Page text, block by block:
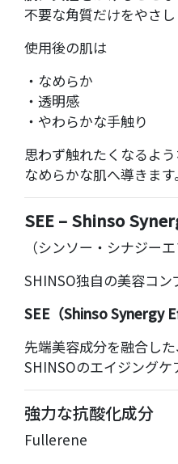
不要な角質だけをやさし
使用後の肌は
・なめらか
・透明感
・やわらかな手触り
思わず触れたくなるよう
なめらかな肌へ導きます。
SEE – Shinso
（シンソー・シナジーエ
SHINSO独自の美容コン
SEE（Shinso Synergy
先端美容成分を融合した
SHINSOのエイジングケ
強力な抗酸化成分
Fullerene